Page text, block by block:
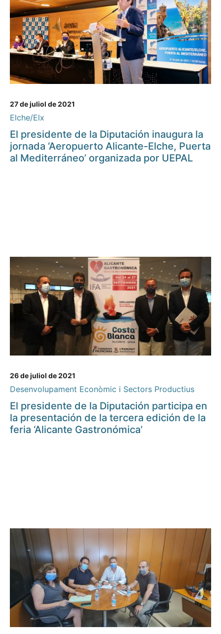
27 de juliol de 2021
Elche/Elx
El presidente de la Diputación inaugura la
jornada ‘Aeropuerto Alicante-Elche, Puerta
al Mediterráneo’ organizada por UEPAL
26 de juliol de 2021
Desenvolupament Econòmic i Sectors Productius
El presidente de la Diputación participa en
la presentación de la tercera edición de la
feria ‘Alicante Gastronómica’